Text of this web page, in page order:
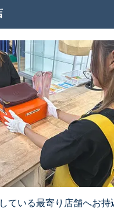
ている最寄り店舗へお持